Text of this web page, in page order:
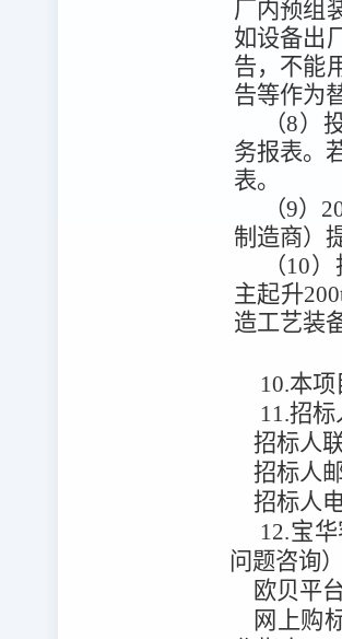
厂内预组
如设备出
告，不能
告等作为
（8）
务报表。
表。
（9）
制造商）
（10
主起升
造工艺装
10.本项
11.招
招标人
招标人
招标人
12.宝
问题咨询
欧贝平
网上购